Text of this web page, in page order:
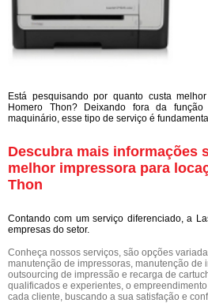
Está pesquisando por quanto custa
Homero Thon? Deixando fora da
maquinário, esse tipo de serviço é
Descubra mais informações
melhor impressora para
Thon
Contando com um serviço diferenciado, a
empresas do setor.
Conheça nossos serviços, são opções
manutenção de impressoras, manutenção de
outsourcing de impressão e recarga de
qualificados e experientes, o
cada cliente, buscando a sua satisfação e